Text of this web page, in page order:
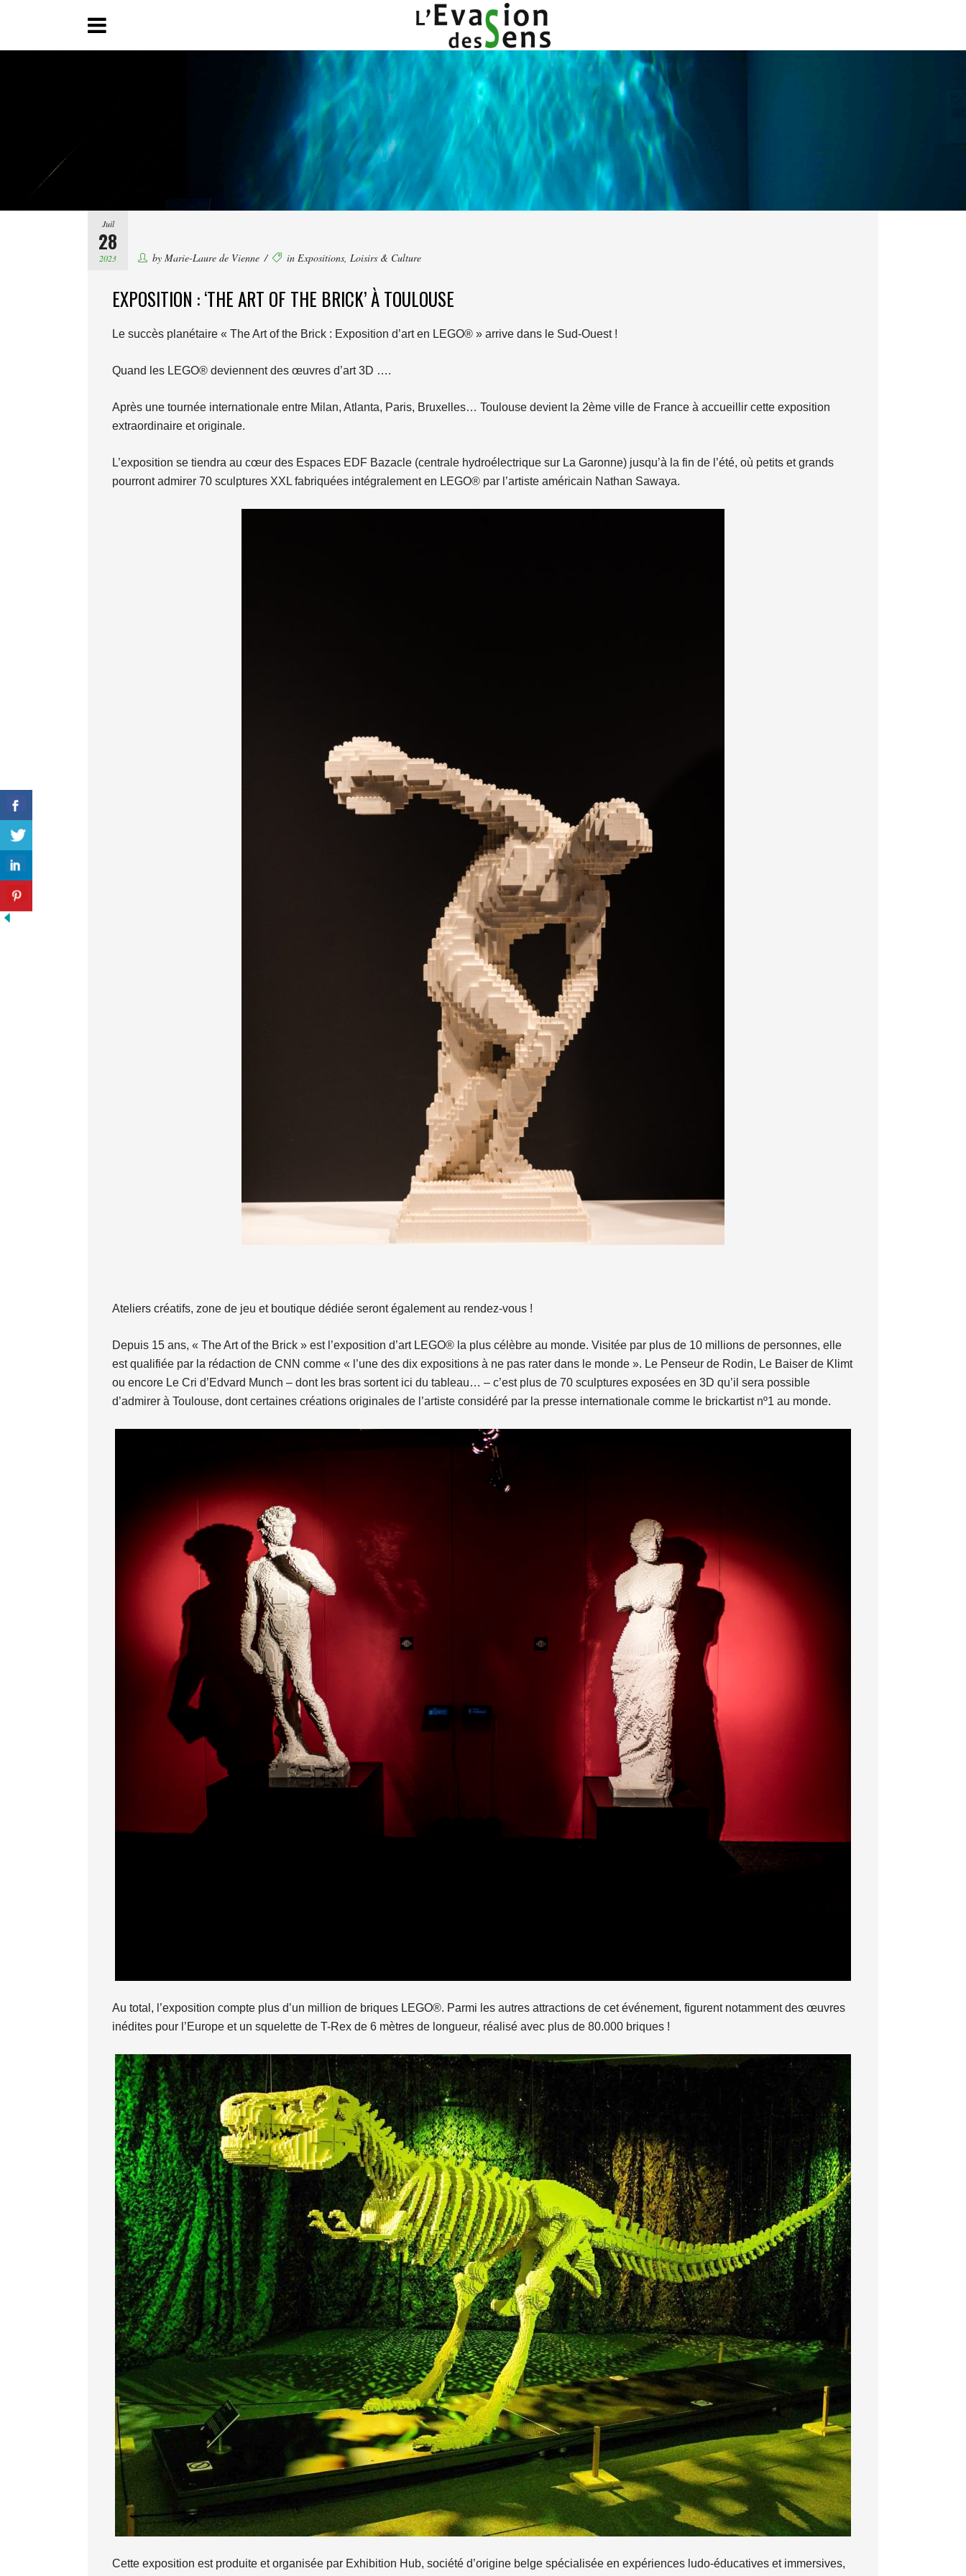
Juil
28
2023 by Marie-Laure de Vienne in Expositions, Loisirs & Culture
EXPOSITION : ‘THE ART OF THE BRICK’ À TOULOUSE
Le succès planétaire « The Art of the Brick : Exposition d’art en LEGO® » arrive dans le Sud-Ouest !
Quand les LEGO® deviennent des œuvres d’art 3D ….
Après une tournée internationale entre Milan, Atlanta, Paris, Bruxelles… Toulouse devient la 2ème ville de France à accueillir cette exposition
extraordinaire et originale.
L’exposition se tiendra au cœur des Espaces EDF Bazacle (centrale hydroélectrique sur La Garonne) jusqu’à la fin de l’été, où petits et grands
pourront admirer 70 sculptures XXL fabriquées intégralement en LEGO® par l’artiste américain Nathan Sawaya.
Ateliers créatifs, zone de jeu et boutique dédiée seront également au rendez-vous !
Depuis 15 ans, « The Art of the Brick » est l’exposition d’art LEGO® la plus célèbre au monde. Visitée par plus de 10 millions de personnes, elle
est qualifiée par la rédaction de CNN comme « l’une des dix expositions à ne pas rater dans le monde ». Le Penseur de Rodin, Le Baiser de Klimt
ou encore Le Cri d’Edvard Munch – dont les bras sortent ici du tableau… – c’est plus de 70 sculptures exposées en 3D qu’il sera possible
d’admirer à Toulouse, dont certaines créations originales de l’artiste considéré par la presse internationale comme le brickartist nº1 au monde.
Au total, l’exposition compte plus d’un million de briques LEGO®. Parmi les autres attractions de cet événement, figurent notamment des œuvres
inédites pour l’Europe et un squelette de T-Rex de 6 mètres de longueur, réalisé avec plus de 80.000 briques !
Cette exposition est produite et organisée par Exhibition Hub, société d’origine belge spécialisée en expériences ludo-éducatives et immersives,